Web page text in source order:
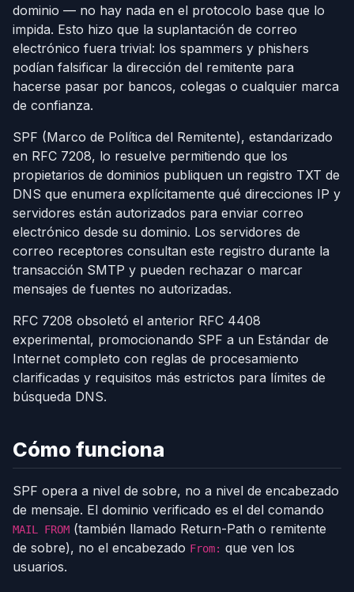
dominio — no hay nada en el protocolo base que lo
impida. Esto hizo que la suplantación de correo
electrónico fuera trivial: los spammers y phishers
podían falsificar la dirección del remitente para
hacerse pasar por bancos, colegas o cualquier marca
de confianza.
SPF (Marco de Política del Remitente), estandarizado
en RFC 7208, lo resuelve permitiendo que los
propietarios de dominios publiquen un registro TXT de
DNS que enumera explícitamente qué direcciones IP y
servidores están autorizados para enviar correo
electrónico desde su dominio. Los servidores de
correo receptores consultan este registro durante la
transacción SMTP y pueden rechazar o marcar
mensajes de fuentes no autorizadas.
RFC 7208 obsoletó el anterior RFC 4408
experimental, promocionando SPF a un Estándar de
Internet completo con reglas de procesamiento
clarificadas y requisitos más estrictos para límites de
búsqueda DNS.
Cómo funciona
SPF opera a nivel de sobre, no a nivel de encabezado
de mensaje. El dominio verificado es el del comando
MAIL FROM (también llamado Return-Path o remitente
de sobre), no el encabezado From: que ven los
usuarios.